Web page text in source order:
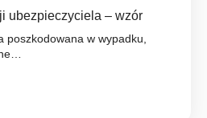
ubezpieczyciela – wzór
poszkodowana w wypadku,